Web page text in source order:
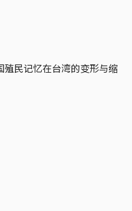
民记忆在台湾的变形与缩